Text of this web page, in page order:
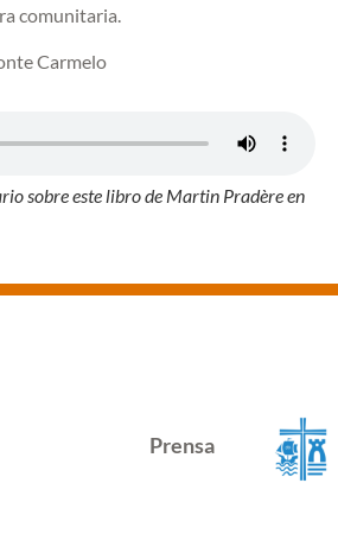
comunitaria.
Carmelo
sobre este libro de Martin Pradère en
Prensa